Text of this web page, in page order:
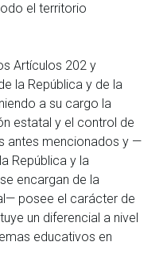
el territorio
Artículos 202 y
la República y de la
a su cargo la
estatal y el control de
antes mencionados y —
República y la
encargan de la
posee el carácter de
un diferencial a nivel
educativos en